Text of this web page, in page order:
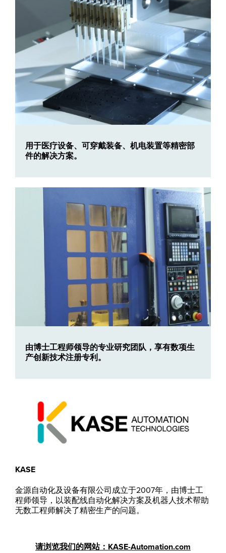
用于医疗设备、可穿戴装备、机电装置等精密部
件的解决方案。
由博士工程师领导的专业研究团队，享有数项生
产创新技术注册专利。
KASE
金源自动化及设备有限公司成立于2007年，由博士工
程师领导，以装配线自动化解决方案及机器人技术帮助
无数工程师解决了精密生产的问题。
请浏览我们的网站：KASE-Automation.com